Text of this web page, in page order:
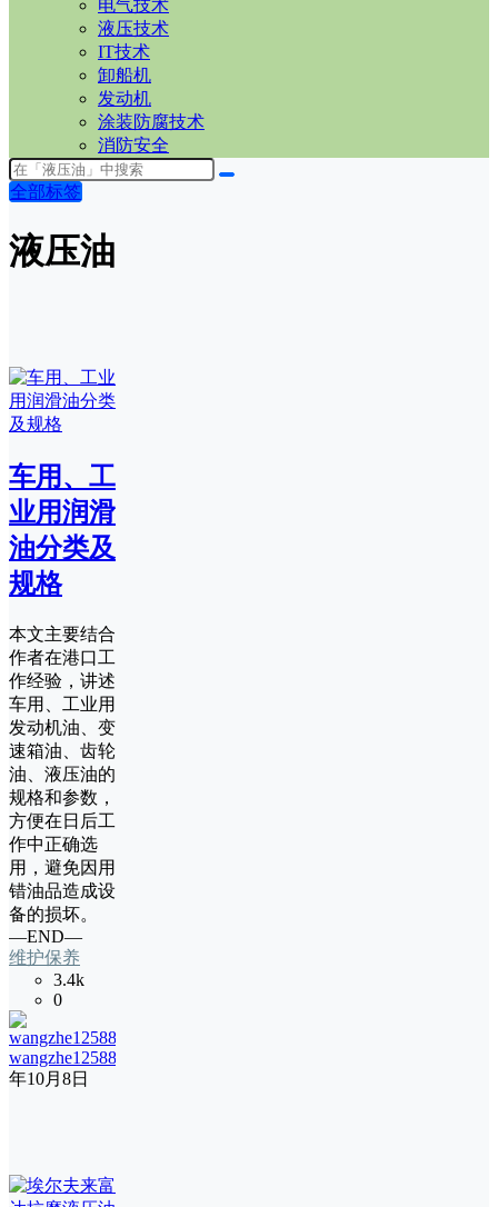
电气技术
液压技术
IT技术
卸船机
发动机
涂装防腐技术
消防安全
全部标签
液压油
车用、工
业用润滑
油分类及
规格
本文主要结合
作者在港口工
作经验，讲述
车用、工业用
发动机油、变
速箱油、齿轮
油、液压油的
规格和参数，
方便在日后工
作中正确选
用，避免因用
错油品造成设
备的损坏。
—END—
维护保养
3.4k
0
wangzhe12588
年10月8日